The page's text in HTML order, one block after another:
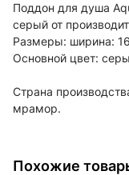
Поддон для душа
серый от
Размеры: ширина:
Основной цвет:
Страна
мрамор.
Похожие